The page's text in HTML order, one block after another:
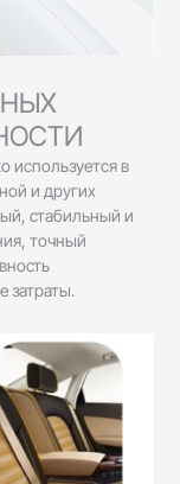
в
и других
стабильный и
точный
затраты.